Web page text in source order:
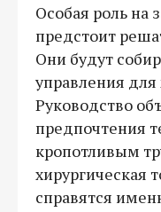
Особая роль на
предстоит
Они будут
управления
Руководство
предпочтения
кропотливым
хирургическая
справятся